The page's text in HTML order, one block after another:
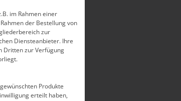
im Rahmen einer
der Bestellung von
zur
Diensteanbieter. Ihre
Dritten zur Verfügung
Produkte
erteilt haben,